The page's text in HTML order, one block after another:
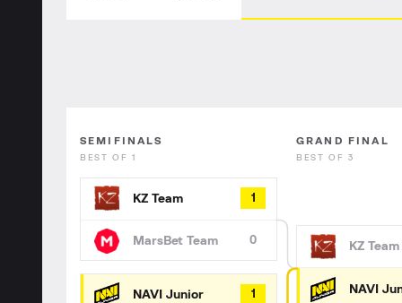
SEMIFINALS
BEST OF 1
KZ Team 1
MarsBet Team 0
NAVI Junior 1
GRAND FINAL
BEST OF 3
KZ Team
NAVI